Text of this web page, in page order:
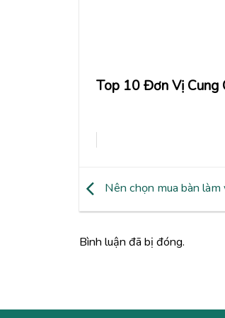
Top 10 Đơn Vị Cung
Nên chọn mua bàn làm
Bình luận đã bị đóng.